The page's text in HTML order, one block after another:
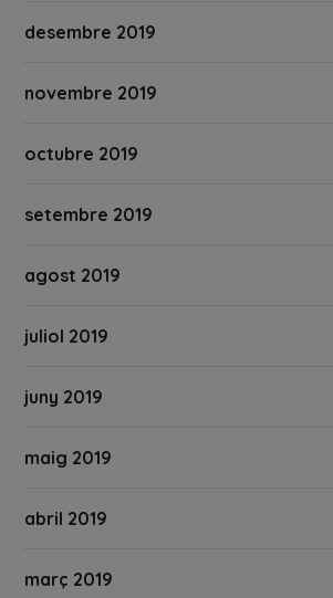
desembre 2019
novembre 2019
octubre 2019
setembre 2019
agost 2019
juliol 2019
juny 2019
maig 2019
abril 2019
març 2019